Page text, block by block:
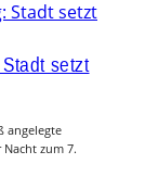
setzt
angelegte
zum 7.